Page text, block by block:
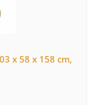
x 58 x 158 cm,